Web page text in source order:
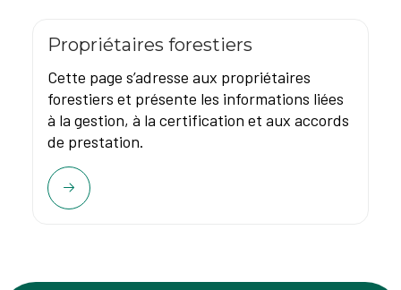
Propriétaires forestiers
Cette page s’adresse aux propriétaires
forestiers et présente les informations liées
à la gestion, à la certification et aux accords
de prestation.